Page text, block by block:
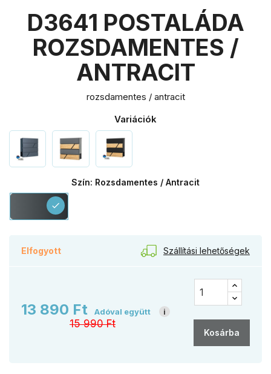
D3641 POSTALÁDA
ROZSDAMENTES /
ANTRACIT
rozsdamentes / antracit
Variációk
Szín: Rozsdamentes / Antracit
Rozsdamentes
Antracit
check
Elfogyott Szállítási lehetőségek
13 890 Ft Adóval együtt i
15 990 Ft
Kosárba